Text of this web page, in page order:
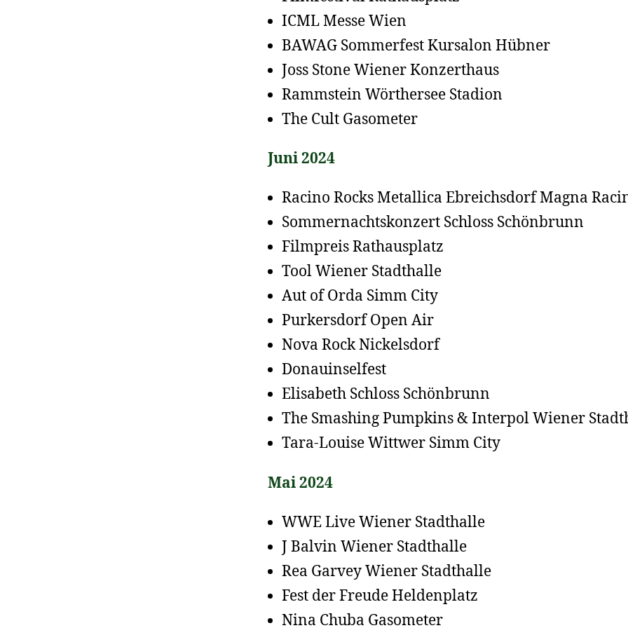
ICML Messe Wien
BAWAG Sommerfest Kursalon Hübner
Joss Stone Wiener Konzerthaus
Rammstein Wörthersee Stadion
The Cult Gasometer
Juni 2024
Racino Rocks Metallica Ebreichsdorf Magna
Sommernachtskonzert Schloss Schönbrunn
Filmpreis Rathausplatz
Tool Wiener Stadthalle
Aut of Orda Simm City
Purkersdorf Open Air
Nova Rock Nickelsdorf
Donauinselfest
Elisabeth Schloss Schönbrunn
The Smashing Pumpkins & Interpol Wiener
Tara-Louise Wittwer Simm City
Mai 2024
WWE Live Wiener Stadthalle
J Balvin Wiener Stadthalle
Rea Garvey Wiener Stadthalle
Fest der Freude Heldenplatz
Nina Chuba Gasometer